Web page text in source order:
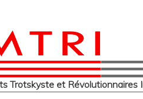
Trotskyste et Révolutionnaires